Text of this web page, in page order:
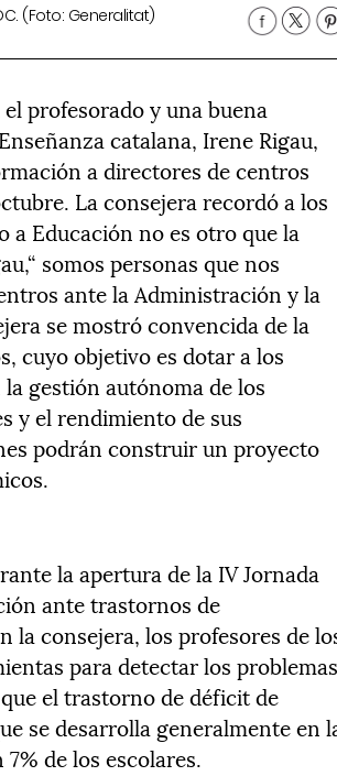
(Foto: Generalitat)
profesorado y una buena
catalana, Irene Rigau,
a directores de centros
La consejera recordó a los
a Educación no es otro que la
somos personas que nos
ante la Administración y la
se mostró convencida de la
cuyo objetivo es dotar a los
gestión autónoma de los
y el rendimiento de sus
podrán construir un proyecto
la apertura de la IV Jornada
ante trastornos de
la consejera, los profesores de
para detectar los problemas
el trastorno de déficit de
se desarrolla generalmente en
de los escolares.